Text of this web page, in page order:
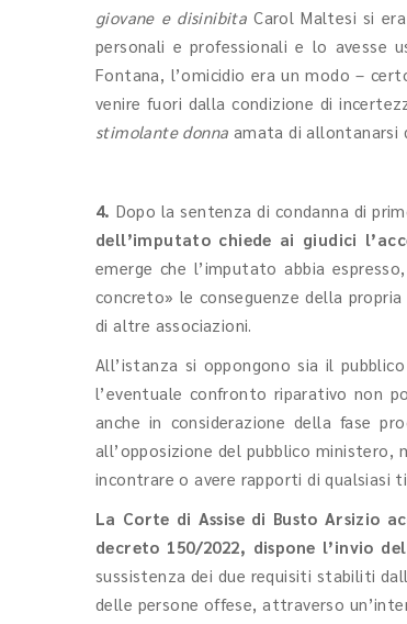
giovane e disinibita Carol Maltesi si
personali e professionali e lo avesse
Fontana, l’omicidio era un modo –
venire fuori dalla condizione di
stimolante donna amata di allontanarsi
4. Dopo la sentenza di condanna di
dell’imputato chiede ai giudici
emerge che l’imputato abbia
concreto» le conseguenze della
di altre associazioni.
All’istanza si oppongono sia il
l’eventuale confronto riparativo non
anche in considerazione della fase
all’opposizione del pubblico
incontrare o avere rapporti di qualsiasi
La Corte di Assise di Busto Arsizio
decreto 150/2022, dispone l’invio
sussistenza dei due requisiti stabiliti
delle persone offese, attraverso